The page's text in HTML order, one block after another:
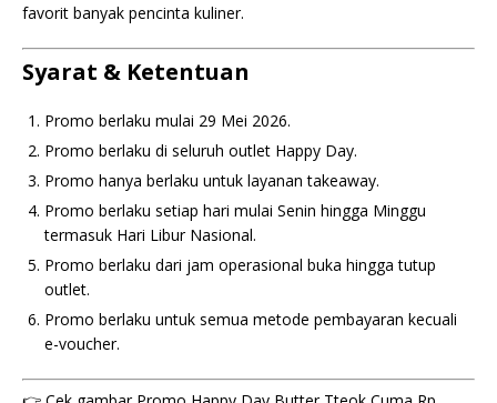
favorit banyak pencinta kuliner.
Syarat & Ketentuan
Promo berlaku mulai 29 Mei 2026.
Promo berlaku di seluruh outlet Happy Day.
Promo hanya berlaku untuk layanan takeaway.
Promo berlaku setiap hari mulai Senin hingga Minggu
termasuk Hari Libur Nasional.
Promo berlaku dari jam operasional buka hingga tutup
outlet.
Promo berlaku untuk semua metode pembayaran kecuali
e-voucher.